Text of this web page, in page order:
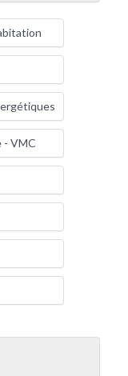
- VMC